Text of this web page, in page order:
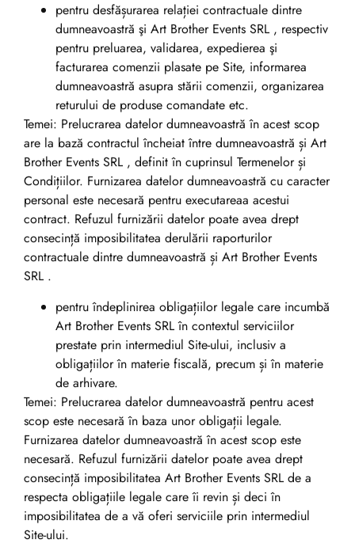
pentru desfășurarea relației contractuale dintre
dumneavoastră şi Art Brother Events SRL , respectiv
pentru preluarea, validarea, expedierea şi
facturarea comenzii plasate pe Site, informarea
dumneavoastră asupra stării comenzii, organizarea
returului de produse comandate etc.
Temei: Prelucrarea datelor dumneavoastră în acest scop
are la bază contractul încheiat între dumneavoastră și Art
Brother Events SRL , definit în cuprinsul Termenelor și
Condițiilor. Furnizarea datelor dumneavoastră cu caracter
personal este necesară pentru executareaa acestui
contract. Refuzul furnizării datelor poate avea drept
consecință imposibilitatea derulării raporturilor
contractuale dintre dumneavoastră și Art Brother Events
SRL .
pentru îndeplinirea obligațiilor legale care incumbă
Art Brother Events SRL în contextul serviciilor
prestate prin intermediul Site-ului, inclusiv a
obligațiilor în materie fiscală, precum și în materie
de arhivare.
Temei: Prelucrarea datelor dumneavoastră pentru acest
scop este necesară în baza unor obligații legale.
Furnizarea datelor dumneavoastră în acest scop este
necesară. Refuzul furnizării datelor poate avea drept
consecință imposibilitatea Art Brother Events SRL de a
respecta obligațiile legale care îi revin și deci în
imposibilitatea de a vă oferi serviciile prin intermediul
Site-ului.